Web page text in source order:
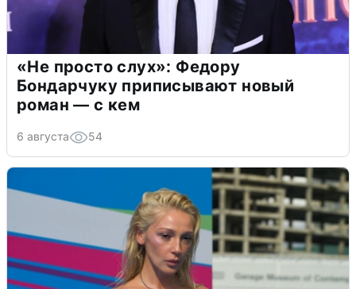
«Не просто слух»: Федору
Бондарчуку приписывают новый
роман — с кем
6 августа 54